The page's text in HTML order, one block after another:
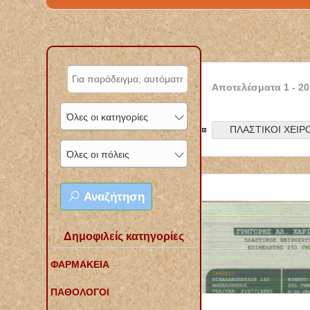
Όλες οι κατηγορίες
Όλες οι πόλεις
Αναζήτηση
Δημοφιλείς κατηγορίες
ΦΑΡΜΑΚΕΙΑ
ΠΑΘΟΛΟΓΟΙ
Αποτελέσματα 1 -20
ΠΛΑΣΤΙΚΟΙ